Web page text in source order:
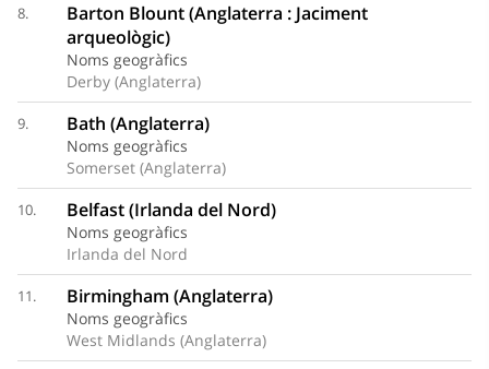
8.
Barton Blount (Anglaterra : Jaciment
arqueològic)
Noms geogràfics
Derby (Anglaterra)
9. Bath (Anglaterra)
Noms geogràfics
Somerset (Anglaterra)
10. Belfast (Irlanda del Nord)
Noms geogràfics
Irlanda del Nord
11. Birmingham (Anglaterra)
Noms geogràfics
West Midlands (Anglaterra)